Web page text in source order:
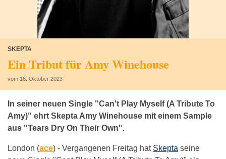
SKEPTA
Ein Tribut für Amy Winehouse
vom 16. Oktober 2023
In seiner neuen Single "Can't Play Myself (A Tribute To
Amy)" ehrt Skepta Amy Winehouse mit einem Sample
aus "Tears Dry On Their Own".
London (ace) - Vergangenen Freitag hat Skepta seine